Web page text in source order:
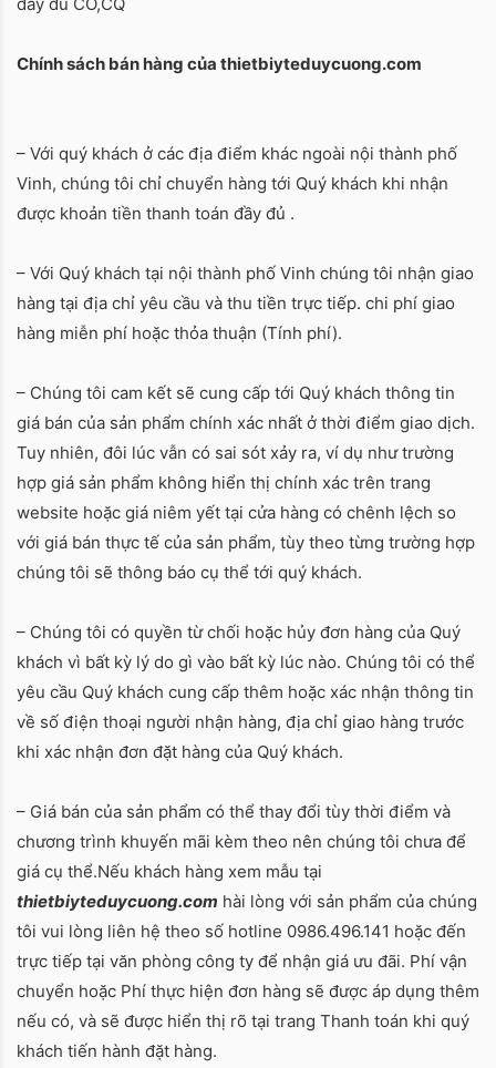
Chính sách bán hàng của thietbiyteduycuong.com
– Với quý khách ở các địa điểm khác ngoài nội thành phố
Vinh, chúng tôi chỉ chuyển hàng tới Quý khách khi nhận
được khoản tiền thanh toán đầy đủ .
– Với Quý khách tại nội thành phố Vinh chúng tôi nhận giao
hàng tại địa chỉ yêu cầu và thu tiền trực tiếp. chi phí giao
hàng miễn phí hoặc thỏa thuận (Tính phí).
– Chúng tôi cam kết sẽ cung cấp tới Quý khách thông tin
giá bán của sản phẩm chính xác nhất ở thời điểm giao dịch.
Tuy nhiên, đôi lúc vẫn có sai sót xảy ra, ví dụ như trường
hợp giá sản phẩm không hiển thị chính xác trên trang
website hoặc giá niêm yết tại cửa hàng có chênh lệch so
với giá bán thực tế của sản phẩm, tùy theo từng trường hợp
chúng tôi sẽ thông báo cụ thể tới quý khách.
– Chúng tôi có quyền từ chối hoặc hủy đơn hàng của Quý
khách vì bất kỳ lý do gì vào bất kỳ lúc nào. Chúng tôi có thể
yêu cầu Quý khách cung cấp thêm hoặc xác nhận thông tin
về số điện thoại người nhận hàng, địa chỉ giao hàng trước
khi xác nhận đơn đặt hàng của Quý khách.
– Giá bán của sản phẩm có thể thay đổi tùy thời điểm và
chương trình khuyến mãi kèm theo nên chúng tôi chưa để
giá cụ thể.Nếu khách hàng xem mẫu tại
thietbiyteduycuong.com hài lòng với sản phẩm của chúng
tôi vui lòng liên hệ theo số hotline 0986.496.141 hoặc đến
trực tiếp tại văn phòng công ty để nhận giá ưu đãi. Phí vận
chuyển hoặc Phí thực hiện đơn hàng sẽ được áp dụng thêm
nếu có, và sẽ được hiển thị rõ tại trang Thanh toán khi quý
khách tiến hành đặt hàng.